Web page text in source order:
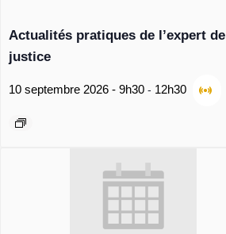
Actualités pratiques de l’expert de
justice
10 septembre 2026 - 9h30 - 12h30